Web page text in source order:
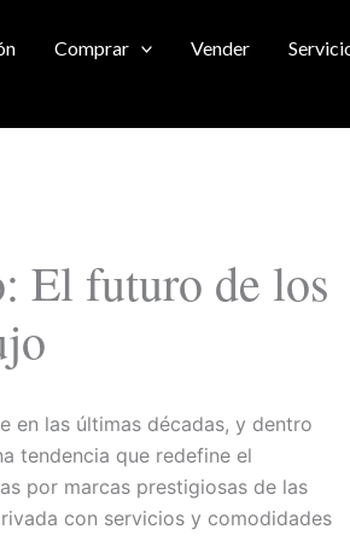
Comprar Vender
El futuro de los
en las últimas décadas, y dentro
tendencia que redefine el
por marcas prestigiosas de las
con servicios y comodidades